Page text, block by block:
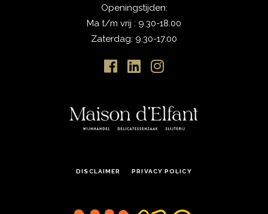
Openingstijden:
Ma t/m vrij : 9.30-18.00
Zaterdag: 9.30-17.00
DISCLAIMER PRIVACY POLICY